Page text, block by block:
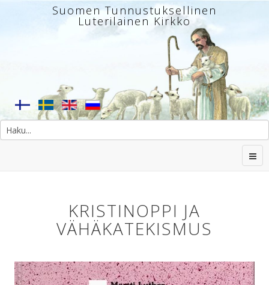
Suomen Tunnustuksellinen
Luterilainen Kirkko
KRISTINOPPI JA
VÄHÄKATEKISMUS